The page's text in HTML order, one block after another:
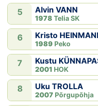
5 Alvin VANN
1978 Telia SK
6 Kristo
1989 Peko
7 Kustu
2001 HOK
8 Uku TROLLA
2007 Põrgupõhja